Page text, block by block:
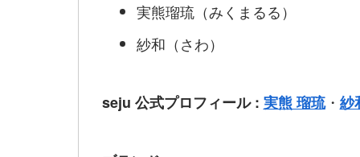
実熊瑠琉（みくまるる）
紗和（さわ）
seju 公式プロフィール : 実熊 瑠琉・ 紗